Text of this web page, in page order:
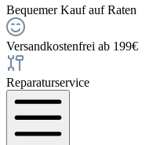
Bequemer Kauf auf Raten
Versandkostenfrei ab 199€
Reparaturservice